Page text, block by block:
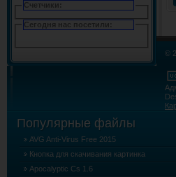
Счетчики:
Сегодня нас посетили:
©
Популярные файлы
AVG Anti-Virus Free 2015
Кнопка для скачивания картинка
Apocalyptic Cs 1.6